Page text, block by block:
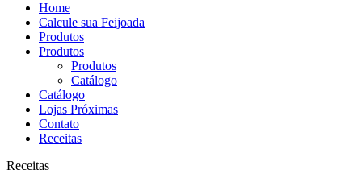
Home
Calcule sua Feijoada
Produtos
Produtos
Produtos
Catálogo
Catálogo
Lojas Próximas
Contato
Receitas
Receitas